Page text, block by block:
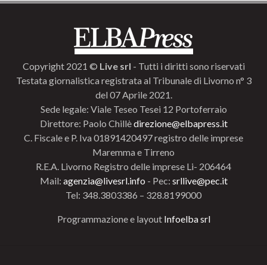
Copyright 2021 © Live srl - Tutti i diritti sono riservati
Testata giornalistica registrata al Tribunale di Livorno n° 3
del 07 Aprile 2021.
Sede legale: Viale Teseo Tesei 12 Portoferraio
Direttore: Paolo Chillèdirezione@elbapress.it
C. Fiscale e P. Iva 01891420497 registro delle imprese
Maremma e Tirreno
R.E.A. Livorno Registro delle imprese Li- 206464
Mail: agenzia@livesrl.info - Pec: srllive@pec.it
Tel: 348.3803386 – 328.8199000
Programmazione e layout Infoelba srl